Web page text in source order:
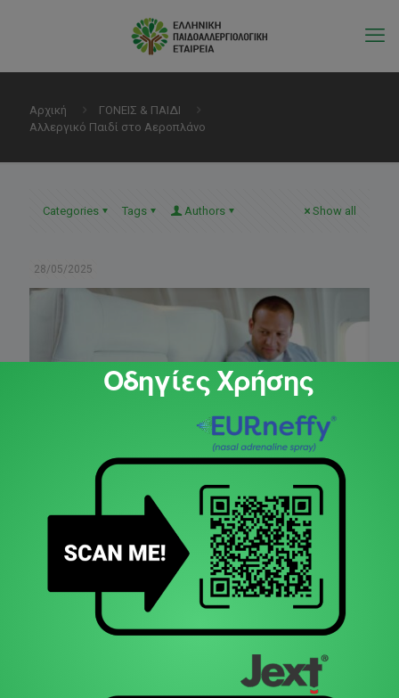
Αρχική
ΓΟΝΕΙΣ & ΠΑΙΔΙ
Αλλεργικό Παιδί στο Αεροπλάνο
Categories Tags Authors Show all
28/05/2025
Αλλεργικό Παιδί στο Αεροπλάνο
Προβολή
Οδηγίες Χρήσης